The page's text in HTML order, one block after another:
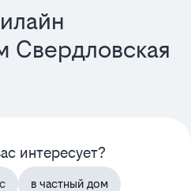
Свердловская
интересует?
в частный дом